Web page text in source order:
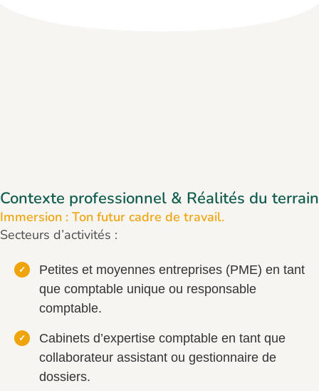
Contexte professionnel & Réalités du terrain
Immersion : Ton futur cadre de travail.
Secteurs d’activités :
Petites et moyennes entreprises (PME) en tant
que comptable unique ou responsable
comptable.
Cabinets d’expertise comptable en tant que
collaborateur assistant ou gestionnaire de
dossiers.